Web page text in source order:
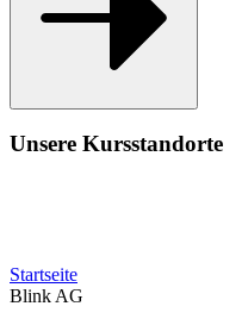
Unsere Kursstandorte
Startseite
Blink AG